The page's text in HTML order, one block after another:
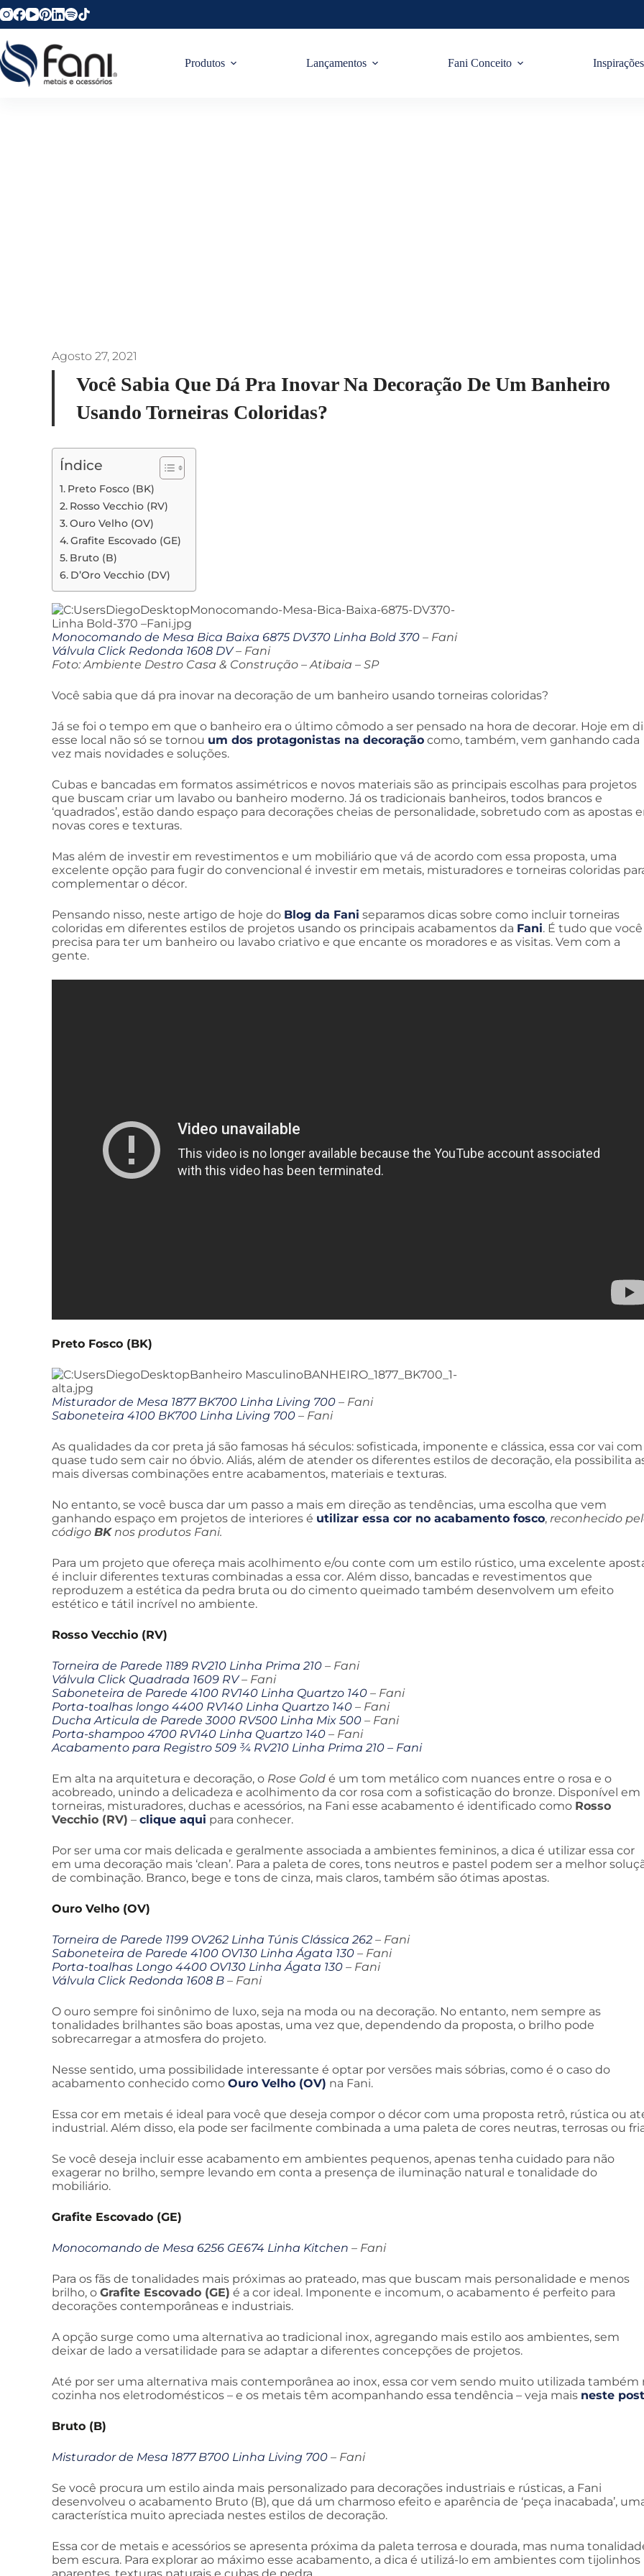
Produtos Lançamentos Fani Conceito Inspirações
Agosto 27, 2021
Você Sabia Que Dá Pra Inovar Na Decoração De Um Banheiro
Usando Torneiras Coloridas?
Índice
Preto Fosco (BK)
Rosso Vecchio (RV)
Ouro Velho (OV)
Grafite Escovado (GE)
Bruto (B)
D’Oro Vecchio (DV)
Monocomando de Mesa Bica Baixa 6875 DV370 Linha Bold 370 – Fani
Válvula Click Redonda 1608 DV– Fani
Foto: Ambiente Destro Casa & Construção – Atibaia – SP
Você sabia que dá pra inovar na decoração de um banheiro usando torneiras coloridas?
Já se foi o tempo em que o banheiro era o último cômodo a ser pensado na hora de decorar. Hoje em
esse local não só se tornou um dos protagonistas na decoração como, também, vem ganhando cada
vez mais novidades e soluções.
Cubas e bancadas em formatos assimétricos e novos materiais são as principais escolhas para projetos
que buscam criar um lavabo ou banheiro moderno. Já os tradicionais banheiros, todos brancos e
‘quadrados’, estão dando espaço para decorações cheias de personalidade, sobretudo com as apostas
novas cores e texturas.
Mas além de investir em revestimentos e um mobiliário que vá de acordo com essa proposta, uma
excelente opção para fugir do convencional é investir em metais, misturadores e torneiras coloridas
complementar o décor.
Pensando nisso, neste artigo de hoje do Blog da Fani separamos dicas sobre como incluir torneiras
coloridas em diferentes estilos de projetos usando os principais acabamentos da Fani. É tudo que você
precisa para ter um banheiro ou lavabo criativo e que encante os moradores e as visitas. Vem com a
gente.
Preto Fosco (BK)
Misturador de Mesa 1877 BK700 Linha Living 700 – Fani
Saboneteira 4100 BK700 Linha Living 700 – Fani
As qualidades da cor preta já são famosas há séculos: sofisticada, imponente e clássica, essa cor vai com
quase tudo sem cair no óbvio. Aliás, além de atender os diferentes estilos de decoração, ela possibilita
mais diversas combinações entre acabamentos, materiais e texturas.
No entanto, se você busca dar um passo a mais em direção as tendências, uma escolha que vem
ganhando espaço em projetos de interiores é utilizar essa cor no acabamento fosco, reconhecido
código BKnos produtos Fani.
Para um projeto que ofereça mais acolhimento e/ou conte com um estilo rústico, uma excelente
é incluir diferentes texturas combinadas a essa cor. Além disso, bancadas e revestimentos que
reproduzem a estética da pedra bruta ou do cimento queimado também desenvolvem um efeito
estético e tátil incrível no ambiente.
Rosso Vecchio (RV)
Torneira de Parede 1189 RV210 Linha Prima 210 – Fani
Válvula Click Quadrada 1609 RV– Fani
Saboneteira de Parede 4100 RV140 Linha Quartzo 140 – Fani
Porta-toalhas longo 4400 RV140 Linha Quartzo 140 – Fani
Ducha Articula de Parede 3000 RV500 Linha Mix 500 – Fani
Porta-shampoo 4700 RV140 Linha Quartzo 140 – Fani
Acabamento para Registro 509 ¾ RV210 Linha Prima 210 – Fani
Em alta na arquitetura e decoração, o Rose Gold é um tom metálico com nuances entre o rosa e o
acobreado, unindo a delicadeza e acolhimento da cor rosa com a sofisticação do bronze. Disponível em
torneiras, misturadores, duchas e acessórios, na Fani esse acabamento é identificado como Rosso
Vecchio (RV) – clique aqui para conhecer.
Por ser uma cor mais delicada e geralmente associada a ambientes femininos, a dica é utilizar essa cor
em uma decoração mais ‘clean’. Para a paleta de cores, tons neutros e pastel podem ser a melhor
de combinação. Branco, bege e tons de cinza, mais claros, também são ótimas apostas.
Ouro Velho (OV)
Torneira de Parede 1199 OV262 Linha Túnis Clássica 262 – Fani
Saboneteira de Parede 4100 OV130 Linha Ágata 130 – Fani
Porta-toalhas Longo 4400 OV130 Linha Ágata 130 – Fani
Válvula Click Redonda 1608 B – Fani
O ouro sempre foi sinônimo de luxo, seja na moda ou na decoração. No entanto, nem sempre as
tonalidades brilhantes são boas apostas, uma vez que, dependendo da proposta, o brilho pode
sobrecarregar a atmosfera do projeto.
Nesse sentido, uma possibilidade interessante é optar por versões mais sóbrias, como é o caso do
acabamento conhecido como Ouro Velho (OV) na Fani.
Essa cor em metais é ideal para você que deseja compor o décor com uma proposta retrô, rústica ou
industrial. Além disso, ela pode ser facilmente combinada a uma paleta de cores neutras, terrosas ou
Se você deseja incluir esse acabamento em ambientes pequenos, apenas tenha cuidado para não
exagerar no brilho, sempre levando em conta a presença de iluminação natural e tonalidade do
mobiliário.
Grafite Escovado (GE)
Monocomando de Mesa 6256 GE674 Linha Kitchen – Fani
Para os fãs de tonalidades mais próximas ao prateado, mas que buscam mais personalidade e menos
brilho, o Grafite Escovado (GE) é a cor ideal. Imponente e incomum, o acabamento é perfeito para
decorações contemporâneas e industriais.
A opção surge como uma alternativa ao tradicional inox, agregando mais estilo aos ambientes, sem
deixar de lado a versatilidade para se adaptar a diferentes concepções de projetos.
Até por ser uma alternativa mais contemporânea ao inox, essa cor vem sendo muito utilizada também
cozinha nos eletrodomésticos – e os metais têm acompanhando essa tendência – veja mais neste post
Bruto (B)
Misturador de Mesa 1877 B700 Linha Living 700 – Fani
Se você procura um estilo ainda mais personalizado para decorações industriais e rústicas, a Fani
desenvolveu o acabamento Bruto (B), que dá um charmoso efeito e aparência de ‘peça inacabada’,
característica muito apreciada nestes estilos de decoração.
Essa cor de metais e acessórios se apresenta próxima da paleta terrosa e dourada, mas numa
bem escura. Para explorar ao máximo esse acabamento, a dica é utilizá-lo em ambientes com tijolinhos